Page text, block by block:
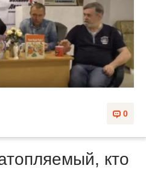
0
кто